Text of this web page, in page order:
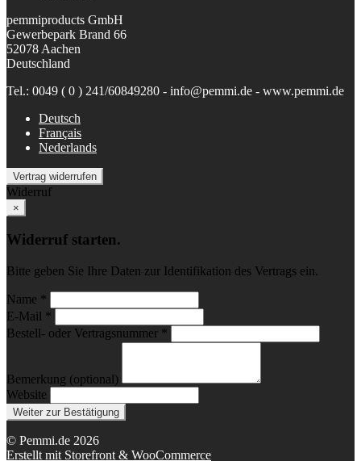
pemmiproducts GmbH
Gewerbepark Brand 66
52078 Aachen
Deutschland
Tel.: 0049 ( 0 ) 241/60849280 - info@pemmi.de - www.pemmi.de
Deutsch
Français
Nederlands
Vertrag widerrufen
Widerruf
×
Widerruf starten.
Bitte geben Sie Ihre Daten zur Identifikation des Vertrags ein.
Name *
E-Mail *
Bestell- oder Vertragsnummer *
Bemerkung (optional)
Website
Weiter zur Bestätigung
© Pemmi.de 2026
Erstellt mit Storefront & WooCommerce